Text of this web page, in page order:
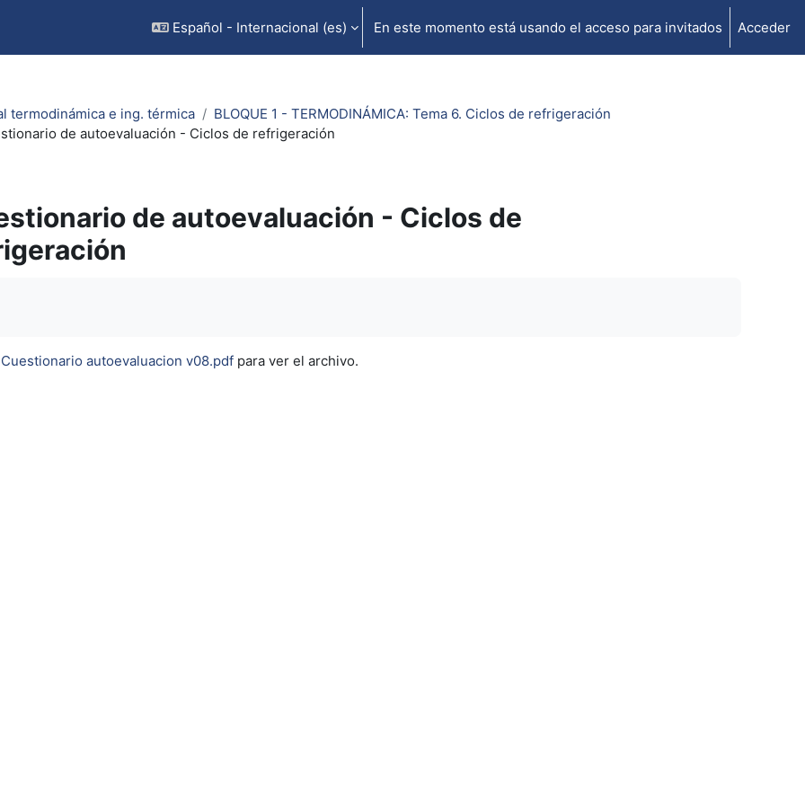
Español - Internacional ‎(es)‎ En este momento está usando el acceso para invitados Acceder
termodinámica e ing. térmica
BLOQUE 1 - TERMODINÁMICA: Tema 6. Ciclos de refrigeración
de autoevaluación - Ciclos de refrigeración
de autoevaluación - Ciclos de
autoevaluacion v08.pdf para ver el archivo.